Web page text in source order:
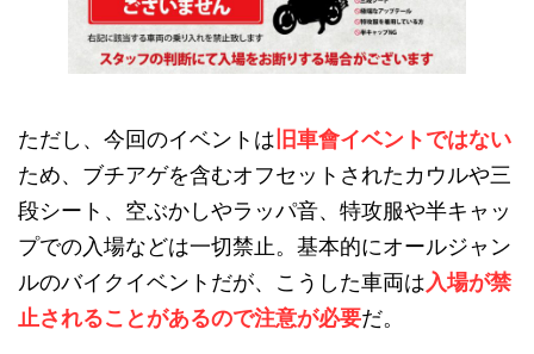
ただし、今回のイベントは 旧車會イベントではない
ため、ブチアゲを含むオフセットされたカウルや三
段シート、空ぶかしやラッパ音、特攻服や半キャッ
プでの入場などは一切禁止。基本的にオールジャン
ルのバイクイベントだが、こうした車両は入場が禁
止されることがあるので注意が必要だ。